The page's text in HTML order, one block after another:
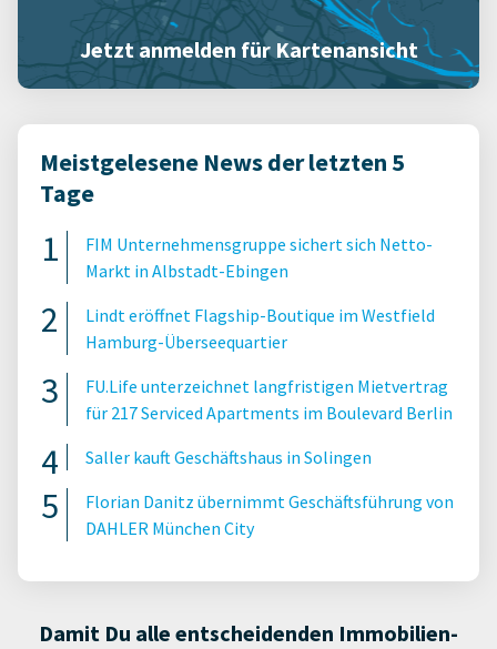
Jetzt anmelden für Kartenansicht
Meistgelesene News der letzten 5
Tage
FIM Unternehmensgruppe sichert sich Netto-
Markt in Albstadt-Ebingen
Lindt eröffnet Flagship-Boutique im Westfield
Hamburg-Überseequartier
FU.Life unterzeichnet langfristigen Mietvertrag
für 217 Serviced Apartments im Boulevard Berlin
Saller kauft Geschäftshaus in Solingen
Florian Danitz übernimmt Geschäftsführung von
DAHLER München City
Damit Du alle entscheidenden Immobilien-